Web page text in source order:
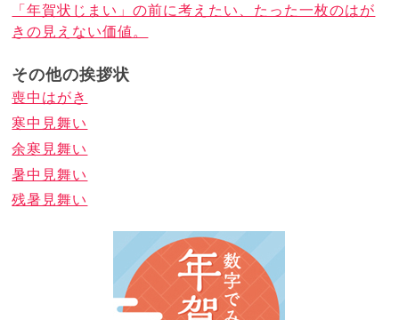
「年賀状じまい」の前に考えたい、たった一枚のはが
きの見えない価値。
その他の挨拶状
喪中はがき
寒中見舞い
余寒見舞い
暑中見舞い
残暑見舞い